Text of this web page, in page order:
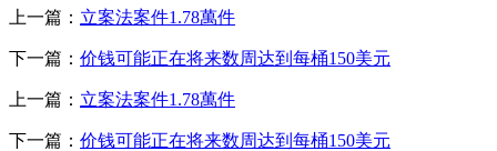
上一篇： 立案法案件1.78萬件
下一篇： 价钱可能正在将来数周达到每桶150美元
上一篇： 立案法案件1.78萬件
下一篇： 价钱可能正在将来数周达到每桶150美元